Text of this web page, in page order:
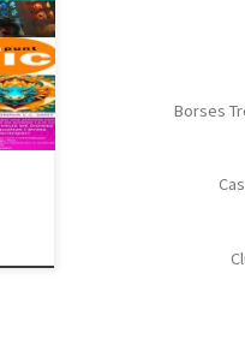
de
i
Borses